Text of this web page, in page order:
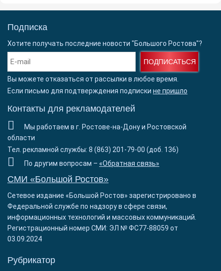
Подписка
Хотите получать последние новости "Большого Ростова"?
ПОДПИСАТЬСЯ
Вы можете отказаться от рассылки в любое время.
Если письмо для подтверждения подписки не пришло
Контакты для рекламодателей
Мы работаем в г. Ростове-на-Дону и Ростовской
области
Тел. рекламной службы: 8 (863) 201-79-00 (доб. 136)
По другим вопросам – «Обратная связь»
СМИ «Большой Ростов»
Сетевое издание «Большой Ростов» зарегистрировано в
Федеральной службе по надзору в сфере связи,
информационных технологий и массовых коммуникаций.
Регистрационный номер СМИ: ЭЛ № ФС77-88059 от
03.09.2024
Рубрикатор